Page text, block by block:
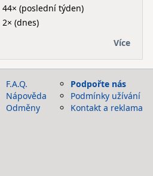
44× (poslední týden)
2× (dnes)
Více
F.A.Q.
Nápověda
Odměny
Podpořte nás
Podmínky užívání
Kontakt a reklama